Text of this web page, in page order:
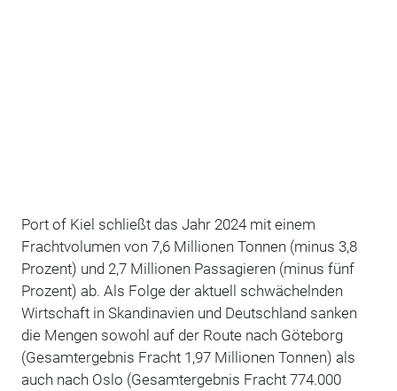
Port of Kiel schließt das Jahr 2024 mit einem
Frachtvolumen von 7,6 Millionen Tonnen (minus 3,8
Prozent) und 2,7 Millionen Passagieren (minus fünf
Prozent) ab. Als Folge der aktuell schwächelnden
Wirtschaft in Skandinavien und Deutschland sanken
die Mengen sowohl auf der Route nach Göteborg
(Gesamtergebnis Fracht 1,97 Millionen Tonnen) als
auch nach Oslo (Gesamtergebnis Fracht 774.000